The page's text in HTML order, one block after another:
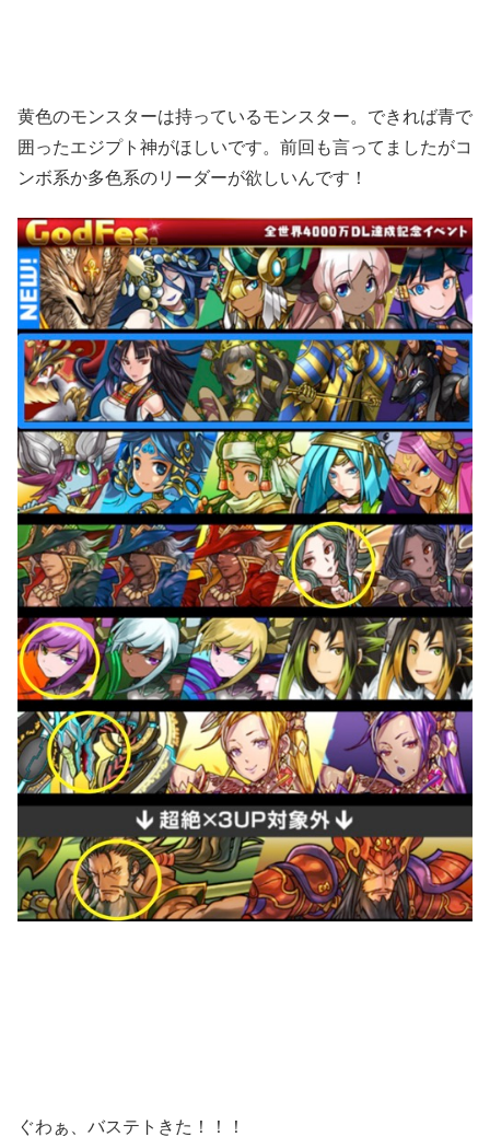
黄色のモンスターは持っているモンスター。できれば青で
囲ったエジプト神がほしいです。前回も言ってましたがコ
ンボ系か多色系のリーダーが欲しいんです！
ぐわぁ、バステトきた！！！